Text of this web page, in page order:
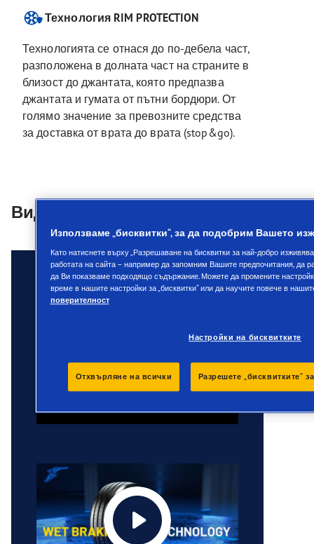
Технология RIM PROTECTION
Технологията се отнася до по-дебела част,
разположена в долната част на страните в
близост до джантата, която предпазва
джантата и гумата от пътни бордюри. От
голямо значение за превозните средства
за доставка от врата до врата (stop&go).
Видеа
Използваме „бисквитки“, за да подобрим Вашето
Като натиснете върху „Разрешаване на бисквитки за най-добро
работата на сайта – например да запомним Вашите предпочитания, да
да Ви показваме подходящо съдържание. Можете да промените
време в нашите настройки за „бисквитки“ или да научите повече в
поверителност
Настройки на бисквитките
Отхвърляне на всички Разрешете „бисквитките“